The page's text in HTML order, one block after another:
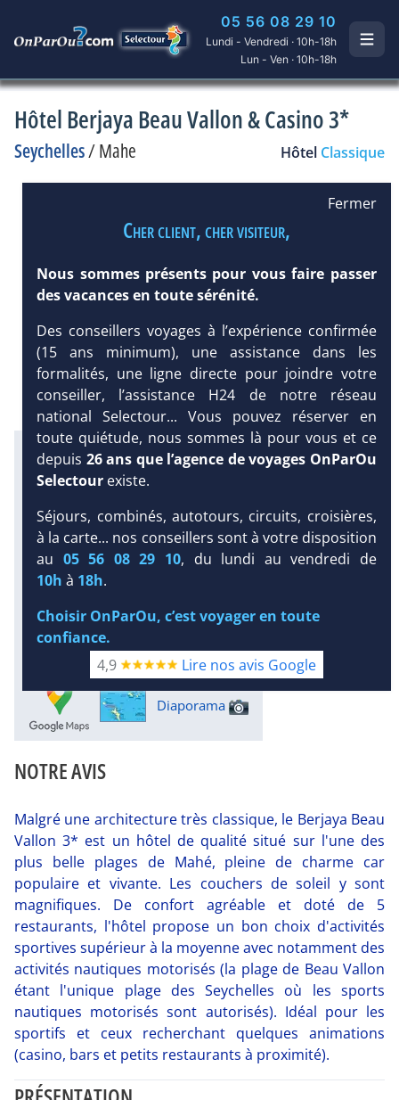
05 56 08 29 10
Lundi - Vendredi · 10h-18h
Lun - Ven · 10h-18h
Hôtel Berjaya Beau Vallon & Casino 3*
Seychelles/Mahe Hôtel Classique
DEMANDE
D’INFORMATIONS
RÉSERVATION
Infos météo :
29 °C
121 mm
28 °C
Infos plages :
Distance
< 100 m
Long.
Longueur
:
1.6 km
Équipement :
232
Tx
Infos golfs :
Distance depuis l'hôtel : 16 km
Plongée sous-marine :
Diaporama
NOTRE AVIS
Malgré une architecture très classique, le Berjaya Beau
Vallon 3* est un hôtel de qualité situé sur l'une des
plus belle plages de Mahé, pleine de charme car
populaire et vivante. Les couchers de soleil y sont
magnifiques. De confort agréable et doté de 5
restaurants, l'hôtel propose un bon choix d'activités
sportives supérieur à la moyenne avec notamment des
activités nautiques motorisés (la plage de Beau Vallon
étant l'unique plage des Seychelles où les sports
nautiques motorisés sont autorisés). Idéal pour les
sportifs et ceux recherchant quelques animations
(casino, bars et petits restaurants à proximité).
Fermer
Cher client, cher visiteur,
Nous sommes présents pour vous faire passer
des vacances en toute sérénité.
Des conseillers voyages à l’expérience confirmée
(15 ans minimum), une assistance dans les
formalités, une ligne directe pour joindre votre
conseiller, l’assistance H24 de notre réseau
national Selectour... Vous pouvez réserver en
toute quiétude, nous sommes là pour vous et ce
depuis 26 ans que l’agence de voyages OnParOu
Selectour existe.
Séjours, combinés, autotours, circuits, croisières,
à la carte... nos conseillers sont à votre disposition
au 05 56 08 29 10, du lundi au vendredi de
10h à 18h.
Choisir OnParOu, c’est voyager en toute
confiance.
4,9
Lire nos avis Google